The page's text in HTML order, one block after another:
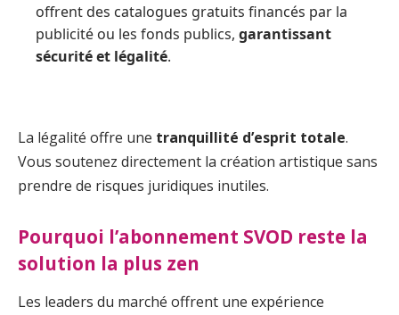
offrent des catalogues gratuits financés par la
publicité ou les fonds publics, garantissant
sécurité et légalité.
La légalité offre une tranquillité d’esprit totale.
Vous soutenez directement la création artistique sans
prendre de risques juridiques inutiles.
Pourquoi l’abonnement SVOD reste la
solution la plus zen
Les leaders du marché offrent une expérience